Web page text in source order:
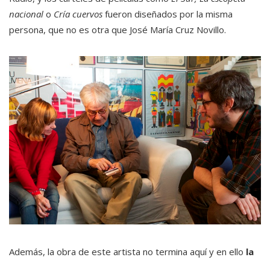
nacional o Cría cuervos fueron diseñados por la misma
persona, que no es otra que José María Cruz Novillo.
Además, la obra de este artista no termina aquí y en ello la